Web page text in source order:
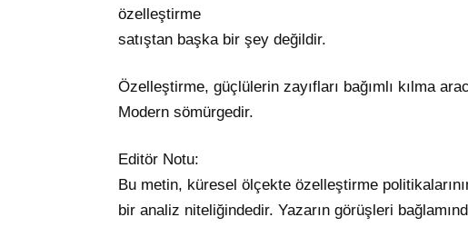
özelleştirme
satıştan başka bir şey değildir.
Özelleştirme, güçlülerin zayıfları bağımlı kılma
Modern sömürgedir.
Editör Notu:
Bu metin, küresel ölçekte özelleştirme
bir analiz niteliğindedir. Yazarın görüşleri